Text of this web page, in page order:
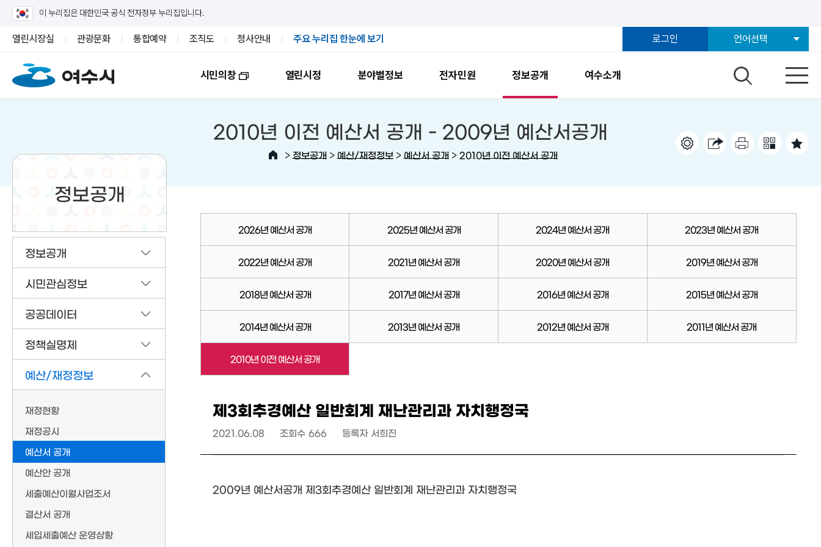
이 누리집은 대한민국 공식 전자정부 누리집입니다.
열린시장실 관광문화 통합예약 조직도 청사안내 주요 누리집 한눈에 보기 로그인 언어선택
시민의창 열린시정 분야별정보 전자민원 정보공개 여수소개
정보공개
정보공개
시민관심정보
공공데이터
정책실명제
예산/재정정보
재정현황
재정공시
예산서 공개
예산안 공개
세출예산이월사업조서
결산서 공개
세입세출예산 운영상황
2010년 이전 예산서 공개 - 2009년 예산서공개
> 정보공개> 예산/재정정보 > 예산서 공개> 2010년 이전 예산서 공개
2026년 예산서 공개 2025년 예산서 공개 2024년 예산서 공개 2023년 예산서 공개
2022년 예산서 공개 2021년 예산서 공개 2020년 예산서 공개 2019년 예산서 공개
2018년 예산서 공개 2017년 예산서 공개 2016년 예산서 공개 2015년 예산서 공개
2014년 예산서 공개 2013년 예산서 공개 2012년 예산서 공개 2011년 예산서 공개
2010년 이전 예산서 공개
제3회추경예산 일반회계 재난관리과 자치행정국
2021.06.08 조회수 666 등록자 서희진
2009년 예산서공개 제3회추경예산 일반회계 재난관리과 자치행정국